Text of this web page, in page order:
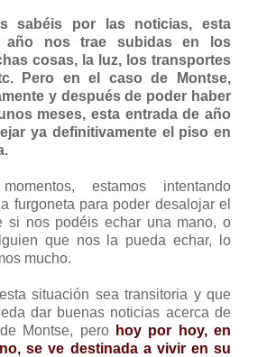
sabéis por las noticias, esta
año nos trae subidas en los
cosas, la luz, los transportes
Pero en el caso de Montse,
y después de poder haber
meses, esta entrada de año
ya definitivamente el piso en
estamos intentando
furgoneta para poder desalojar el
si nos podéis echar una mano, o
que nos la pueda echar, lo
mucho.
situación sea transitoria y que
dar buenas noticias acerca de
Montse, pero hoy por hoy, en
se ve destinada a vivir en su